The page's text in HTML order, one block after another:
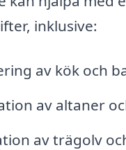
inklusive:
av kök och
av altaner
av trägolv